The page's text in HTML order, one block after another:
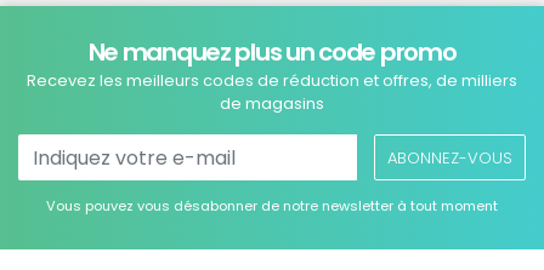
Ne manquez plus un code promo
Recevez les meilleurs codes de réduction et offres, de milliers
de magasins
ABONNEZ-VOUS
Vous pouvez vous désabonner de notre newsletter à tout moment